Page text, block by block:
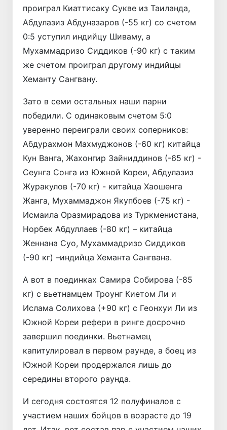
проиграл Киаттисаку Сукве из Таиланда,
Абдулазиз Абдуназаров (-55 кг) со счетом
0:5 уступил индийцу Шиваму, а
Мухаммадризо Сиддиков (-90 кг) с таким
же счетом проиграл другому индийцы
Хеманту Сангвану.
Зато в семи остальных наши парни
победили. С одинаковым счетом 5:0
уверенно переиграли своих соперников:
Абдурахмон Махмуджонов (-60 кг) китайца
Кун Ванга, Жахонгир Зайниддинов (-65 кг) -
Сеунга Сонга из Южной Кореи, Абдулазиз
Журакулов (-70 кг) - китайца Хаошенга
Жанга, Мухаммаджон Якупбоев (-75 кг) -
Исмаила Оразмирадова из Туркменистана,
Норбек Абдуллаев (-80 кг) – китайца
Женнана Суо, Мухаммадризо Сиддиков
(-90 кг) –индийца Хеманта Сангвана.
А вот в поединках Самира Собирова (-85
кг) с вьетнамцем Троунг Киетом Ли и
Ислама Солихова (+90 кг) с Геонхуи Ли из
Южной Кореи рефери в ринге досрочно
завершил поединки. Вьетнамец
капитулировал в первом раунде, а боец из
Южной Кореи продержался лишь до
середины второго раунда.
И сегодня состоятся 12 полуфиналов с
участием наших бойцов в возрасте до 19